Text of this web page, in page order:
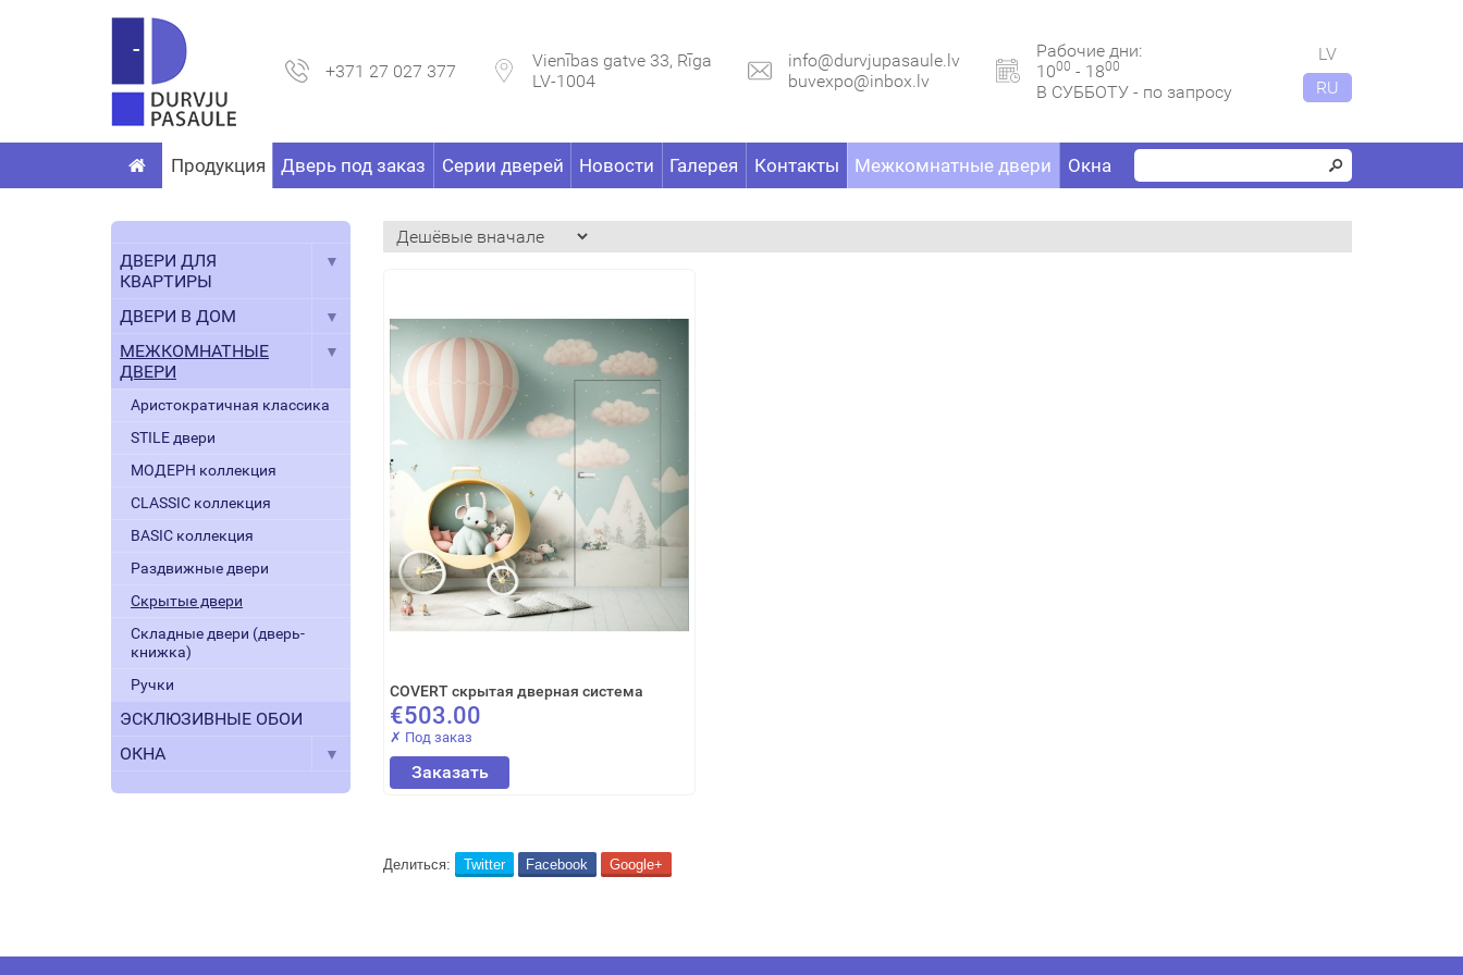
+371 27 027 377
Vienības gatve 33, Rīga
LV-1004
info@durvjupasaule.lv
buvexpo@inbox.lv
Рабочие дни:
1000 - 1800
В СУББОТУ - по запросу
LV
RU
Продукция Дверь под заказ Серии дверей Новости Галерея Контакты Межкомнатные двери Окна
ДВЕРИ ДЛЯ
КВАРТИРЫ
ДВЕРИ В ДОМ
МЕЖКОМНАТНЫЕ
ДВЕРИ
Аристократичная классика
STILE двери
МОДЕРН коллекция
CLASSIC коллекция
BASIC коллекция
Раздвижные двери
Скрытые двери
Складные двери (дверь-
книжка)
Ручки
ЭСКЛЮЗИВНЫЕ ОБОИ
ОКНА
COVERT скрытая дверная система
€503.00
✗ Под заказ
Заказать
Делиться: Twitter Facebook Google+
durvis